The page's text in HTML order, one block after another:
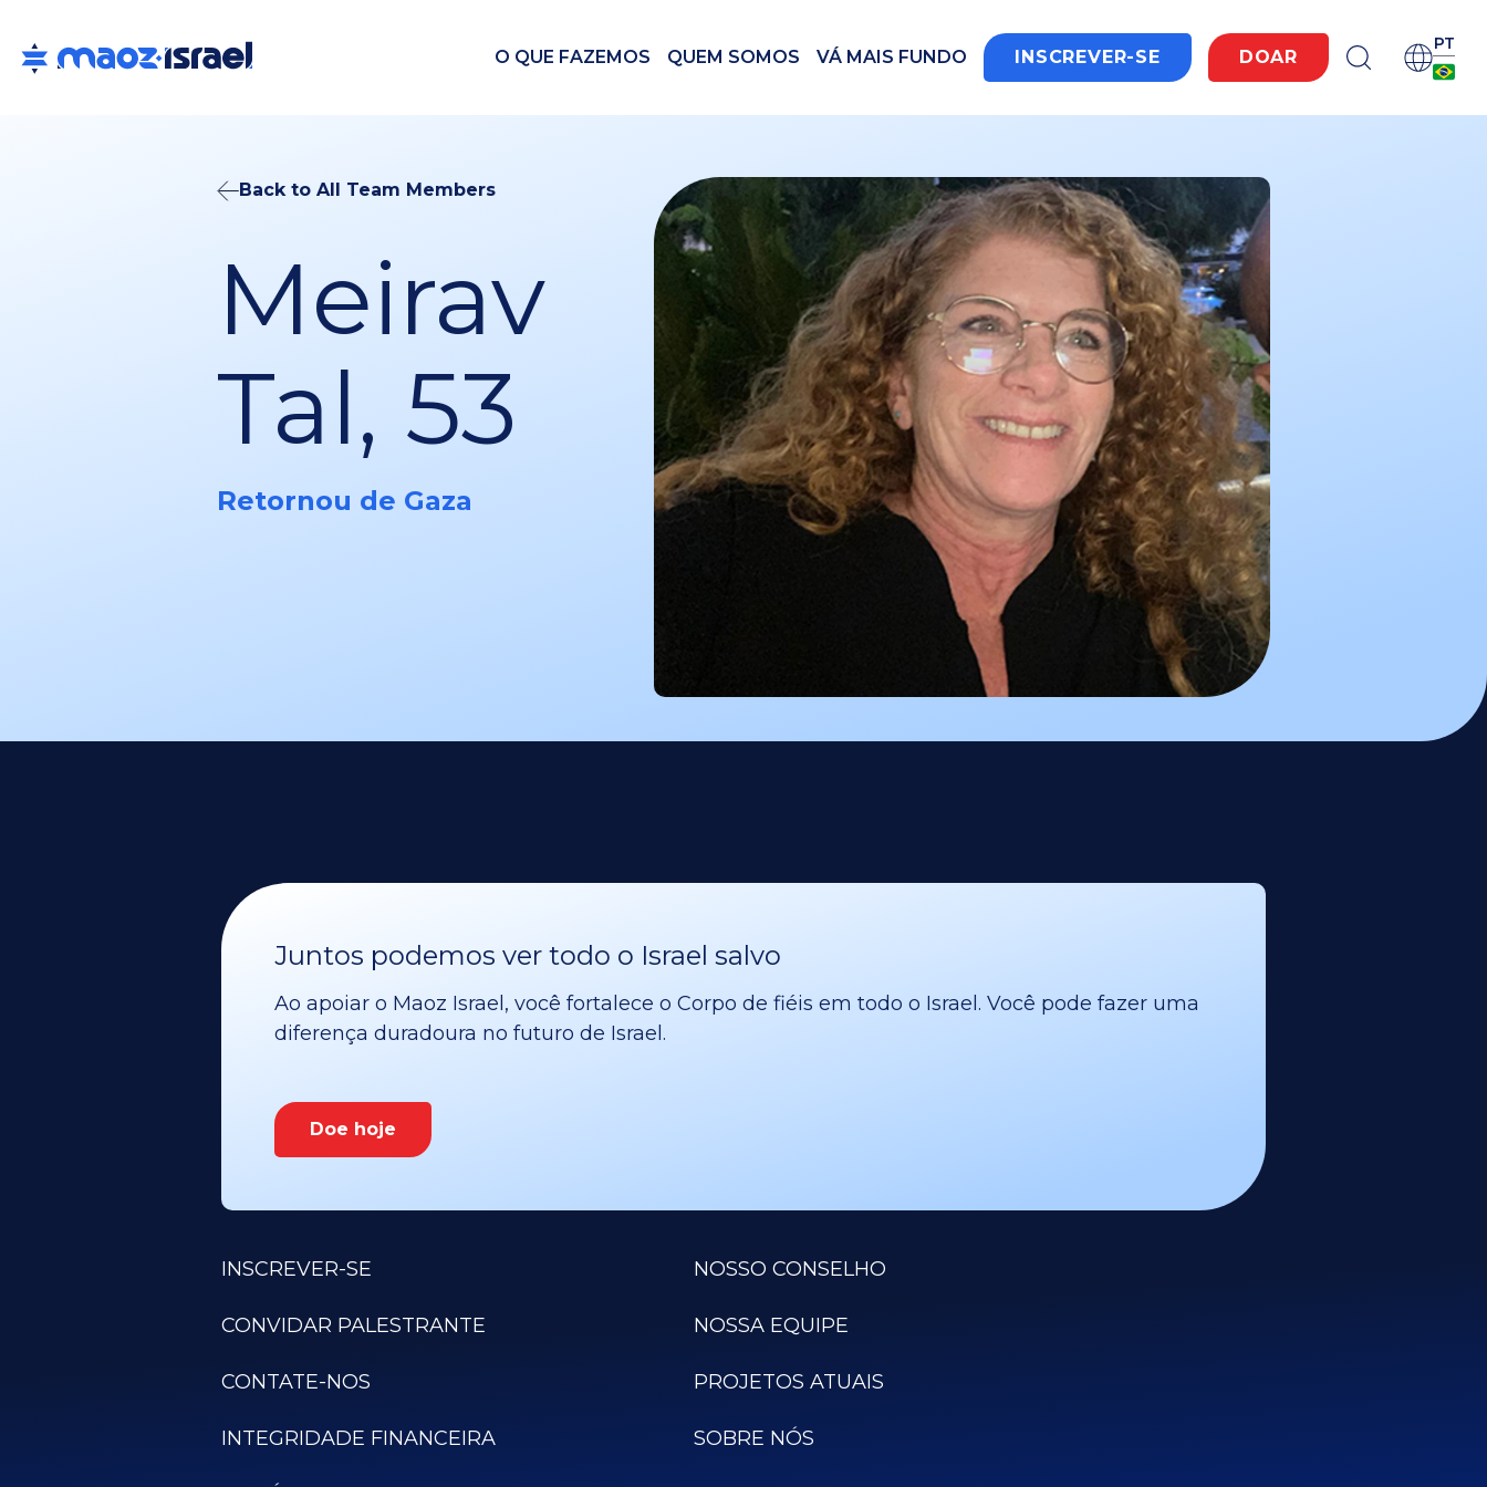
O QUE FAZEMOS QUEM SOMOS VÁ MAIS FUNDO INSCREVER-SE DOAR
PT
Back to All Team Members
Meirav
Tal, 53
Retornou de Gaza
Juntos podemos ver todo o Israel salvo
Ao apoiar o Maoz Israel, você fortalece o Corpo de fiéis em todo o Israel. Você pode fazer uma
diferença duradoura no futuro de Israel.
Doe hoje
INSCREVER-SE
CONVIDAR PALESTRANTE
CONTATE-NOS
INTEGRIDADE FINANCEIRA
NOSSO CONSELHO
NOSSA EQUIPE
PROJETOS ATUAIS
SOBRE NÓS